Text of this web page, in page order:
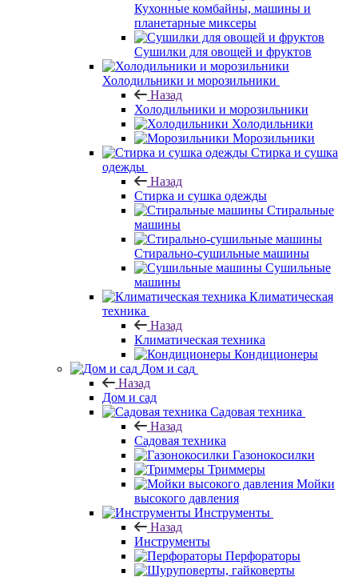
Кухонные комбайны, машины и
планетарные миксеры
Сушилки для овощей и фруктов
Холодильники и морозильники
Назад
Холодильники и морозильники
Холодильники
Морозильники
Стирка и сушка
одежды
Назад
Стирка и сушка одежды
Стиральные
машины
Стирально-сушильные машины
Сушильные
машины
Климатическая
техника
Назад
Климатическая техника
Кондиционеры
Дом и сад
Назад
Дом и сад
Садовая техника
Назад
Садовая техника
Газонокосилки
Триммеры
Мойки
высокого давления
Инструменты
Назад
Инструменты
Перфораторы